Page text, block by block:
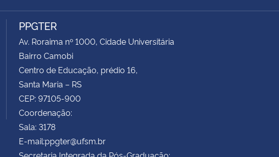
PPGTER
Av. Roraima nº 1000, Cidade Universitária
Bairro Camobi
Centro de Educação, prédio 16,
Santa Maria – RS
CEP: 97105-900
Coordenação:
Sala: 3178
E-mail:ppgter@ufsm.br